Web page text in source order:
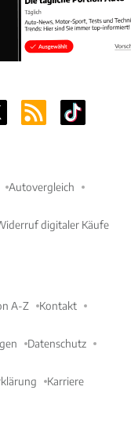
Autovergleich
digitaler Käufe
A-Z Kontakt
Datenschutz
Karriere